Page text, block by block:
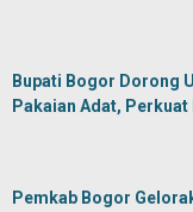
Bupati Bogor Dorong
Pakaian Adat,
Pemkab Bogor